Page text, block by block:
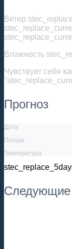
Ветер
Влажность
Чувствует себя
Прогноз
Дата
Погода
Температура
Следующие